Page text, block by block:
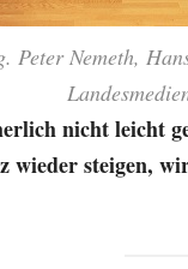
Peter Nemeth,
nicht leicht
steigen,